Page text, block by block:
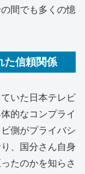
間でも多くの憶
た信頼関係
いた日本テレビ
的なコンプライ
側がプライバシ
、国分さん自身
たのかを知らさ